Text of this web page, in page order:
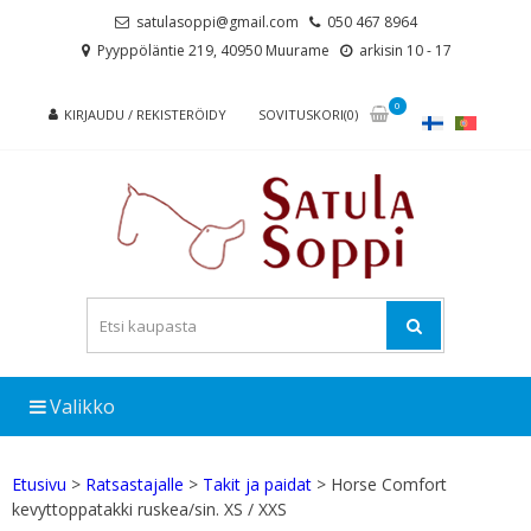
satulasoppi@gmail.com
050 467 8964
Pyyppöläntie 219, 40950 Muurame
arkisin 10 - 17
KIRJAUDU / REKISTERÖIDY SOVITUSKORI(0)
0
Valikko
Etusivu > Ratsastajalle > Takit ja paidat > Horse Comfort
kevyttoppatakki ruskea/sin. XS / XXS